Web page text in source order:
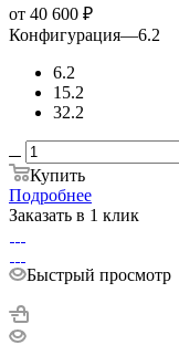
от 40 600 ₽
Конфигурация—6.2
6.2
15.2
32.2
Купить
Подробнее
Заказать в 1 клик
Быстрый просмотр